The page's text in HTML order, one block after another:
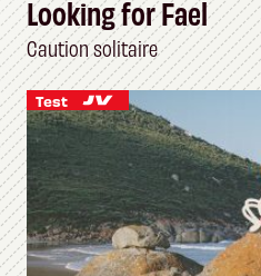
Looking for Fael
Caution solitaire
Test